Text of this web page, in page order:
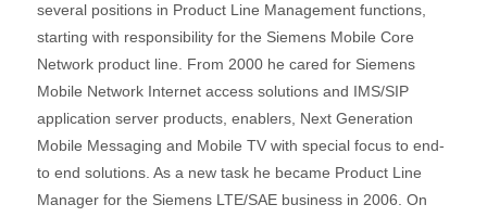
several positions in Product Line Management functions,
starting with responsibility for the Siemens Mobile Core
Network product line. From 2000 he cared for Siemens
Mobile Network Internet access solutions and IMS/SIP
application server products, enablers, Next Generation
Mobile Messaging and Mobile TV with special focus to end-
to end solutions. As a new task he became Product Line
Manager for the Siemens LTE/SAE business in 2006. On